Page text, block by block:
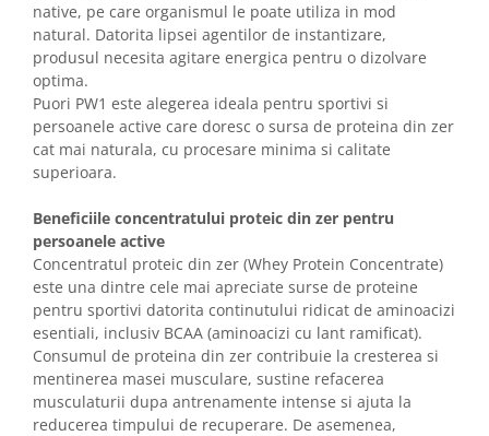
native, pe care organismul le poate utiliza in mod
natural. Datorita lipsei agentilor de instantizare,
produsul necesita agitare energica pentru o dizolvare
optima.
Puori PW1 este alegerea ideala pentru sportivi si
persoanele active care doresc o sursa de proteina din zer
cat mai naturala, cu procesare minima si calitate
superioara.
Beneficiile concentratului proteic din zer pentru
persoanele active
Concentratul proteic din zer (Whey Protein Concentrate)
este una dintre cele mai apreciate surse de proteine
pentru sportivi datorita continutului ridicat de aminoacizi
esentiali, inclusiv BCAA (aminoacizi cu lant ramificat).
Consumul de proteina din zer contribuie la cresterea si
mentinerea masei musculare, sustine refacerea
musculaturii dupa antrenamente intense si ajuta la
reducerea timpului de recuperare. De asemenea,